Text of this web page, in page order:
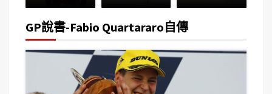
GP說書-Fabio Quartararo自傳